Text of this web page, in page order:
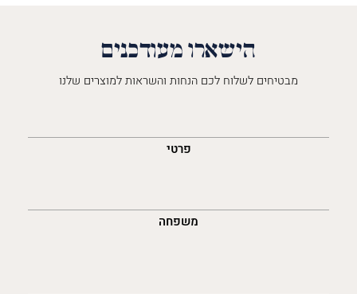
הישארו מעודכנים
מבטיחים לשלוח לכם הנחות והשראות למוצרים שלנו
פרטי
משפחה